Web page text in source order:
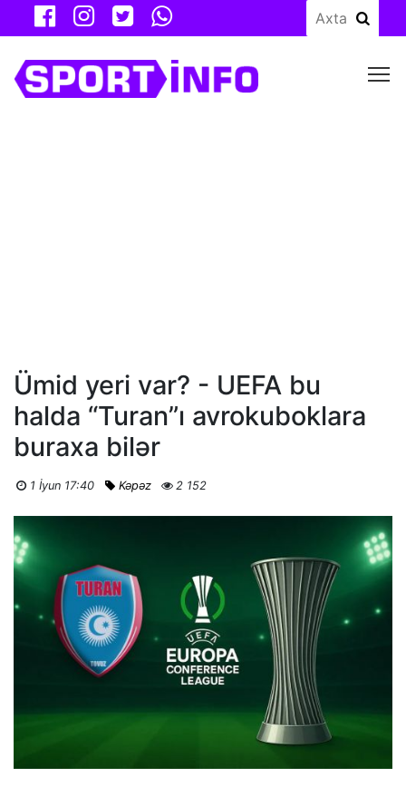
Ümid yeri var? - UEFA bu
halda “Turan”ı avrokuboklara
buraxa bilər
1 İyun 17:40 Kəpəz 2 152